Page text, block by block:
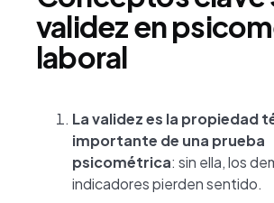
validez en
laboral
La validez es la propiedad
importante de una prueba
psicométrica: sin ella, los
indicadores pierden sentido.